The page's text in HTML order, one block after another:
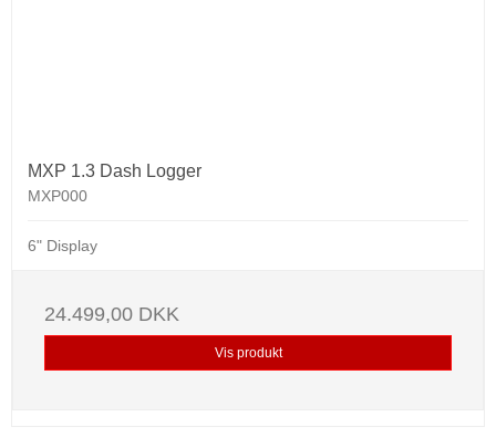
MXP 1.3 Dash Logger
MXP000
6" Display
24.499,00 DKK
Vis produkt